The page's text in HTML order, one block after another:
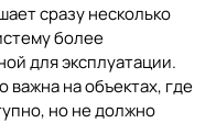
сразу несколько
более
для эксплуатации.
важна на объектах, где
но не должно